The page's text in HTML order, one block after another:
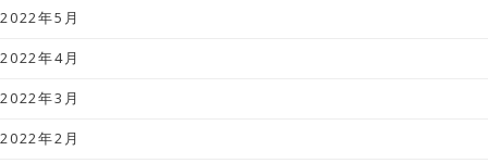
2022年5月
2022年4月
2022年3月
2022年2月